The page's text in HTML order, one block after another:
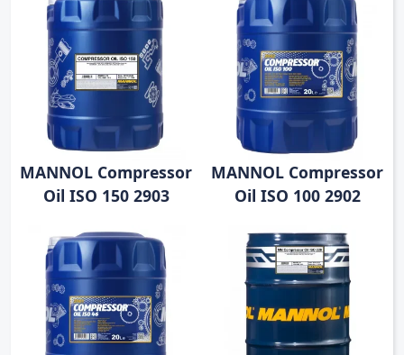
MANNOL Compressor
Oil ISO 150 2903
MANNOL Compressor
Oil ISO 100 2902